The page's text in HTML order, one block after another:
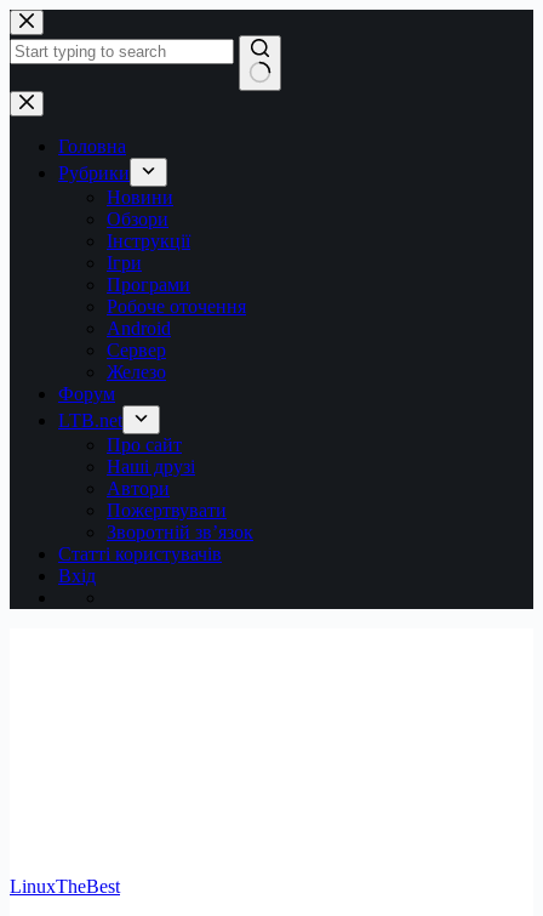
Перейти
до
вмісту
Немає
результатів
Головна
Рубрики
Новини
Обзори
Інструкції
Ігри
Програми
Робоче оточення
Android
Сервер
Железо
Форум
LTB.net
Про сайт
Наші друзі
Автори
Пожертвувати
Зворотній зв’язок
Статті користувачів
Вхід
LinuxTheBest